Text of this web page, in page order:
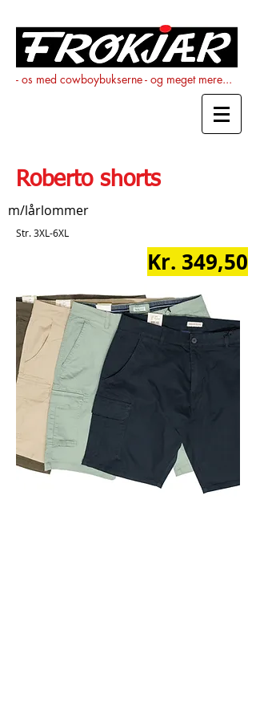
- os med cowboybukserne - og meget mere...
Roberto shorts
m/lårlommer
Str. 3XL-6XL
Kr. 349,50